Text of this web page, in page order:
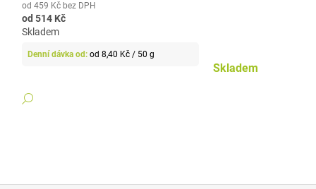
od 459 Kč bez DPH
od 514 Kč
Skladem
Měrná
od 8,40 Kč / 50 g
Skladem
DETAIL